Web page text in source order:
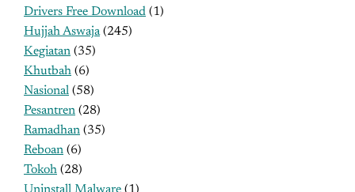
Drivers Free Download (1)
Hujjah Aswaja(245)
Kegiatan (35)
Khutbah (6)
Nasional (58)
Pesantren (28)
Ramadhan (35)
Reboan (6)
Tokoh (28)